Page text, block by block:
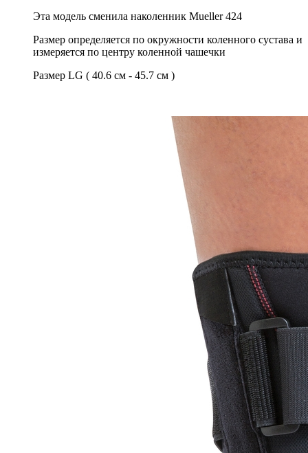
Эта модель сменила наколенник Mueller 424
Размер определяется по окружности коленного сустава и
измеряется по центру коленной чашечки
Размер LG ( 40.6 см - 45.7 см )